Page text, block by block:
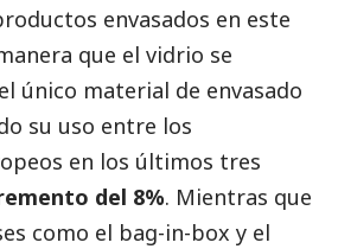
envasados en este
que el vidrio se
único material de envasado
su uso entre los
en los últimos tres
del 8%. Mientras que
como el bag-in-box y el